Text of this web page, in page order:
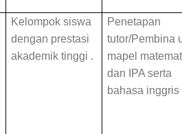
Kelompok siswa
dengan prestasi
akademik tinggi .
Penetapan
tutor/Pembina
mapel
dan IPA serta
bahasa inggris